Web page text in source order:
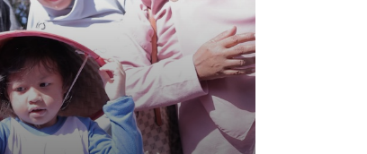
Serahkan 240 SK PPPK Tahap I
Formasi Tahun 2024, Ini Pesan Walkot
Sabang
Zulkasmi Gantikan Isnaini Husda di
DPRK Banda Aceh